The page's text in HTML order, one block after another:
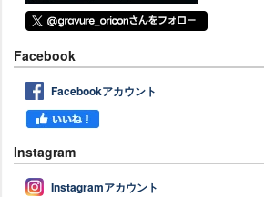
Facebook
Facebookアカウント
Instagram
Instagramアカウント